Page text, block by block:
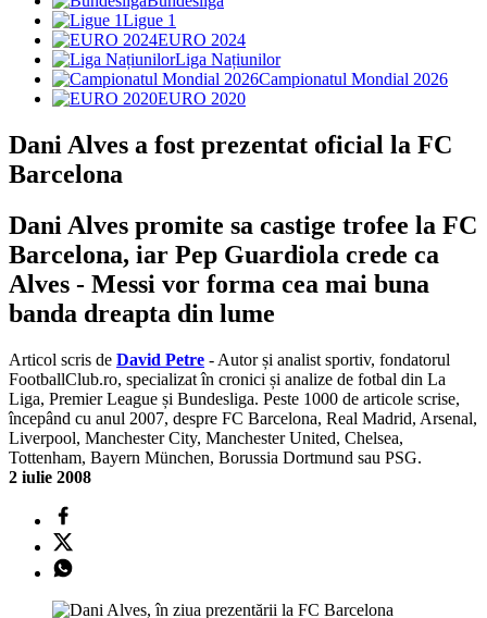
Ligue 1
EURO 2024
Liga Națiunilor
Campionatul Mondial 2026
EURO 2020
Dani Alves a fost prezentat oficial la FC
Barcelona
Dani Alves promite sa castige trofee la FC
Barcelona, iar Pep Guardiola crede ca
Alves - Messi vor forma cea mai buna
banda dreapta din lume
Articol scris de David Petre - Autor și analist sportiv, fondatorul
FootballClub.ro, specializat în cronici și analize de fotbal din La
Liga, Premier League și Bundesliga. Peste 1000 de articole scrise,
începând cu anul 2007, despre FC Barcelona, Real Madrid, Arsenal,
Liverpool, Manchester City, Manchester United, Chelsea,
Tottenham, Bayern München, Borussia Dortmund sau PSG.
2 iulie 2008